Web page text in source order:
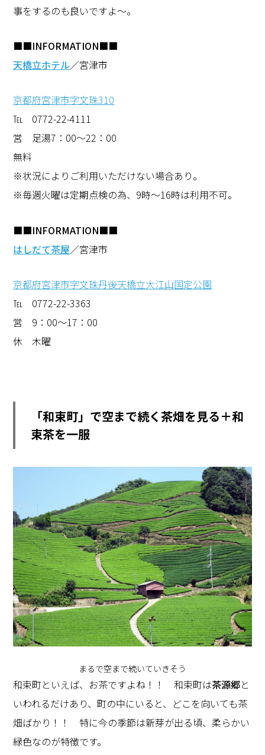
事をするのも良いですよ～。
■■INFORMATION■■
天橋立ホテル／宮津市
京都府宮津市字文珠310
℡ 0772-22-4111
営 足湯7：00～22：00
無料
※状況によりご利用いただけない場合あり。
※毎週火曜は定期点検の為、9時～16時は利用不可。
■■INFORMATION■■
はしだて茶屋／宮津市
京都府宮津市字文珠丹後天橋立大江山国定公園
℡ 0772-22-3363
営 9：00～17：00
休 木曜
「和束町」で空まで続く茶畑を見る＋和
束茶を一服
まるで空まで続いていきそう
和束町といえば、お茶ですよね！！ 和束町は茶源郷と
いわれるだけあり、町の中にいると、どこを向いても茶
畑ばかり！！ 特に今の季節は新芽が出る頃、柔らかい
緑色なのが特徴です。